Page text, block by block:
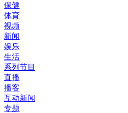
保健
体育
视频
新闻
娱乐
生活
系列节目
直播
播客
互动新闻
专题